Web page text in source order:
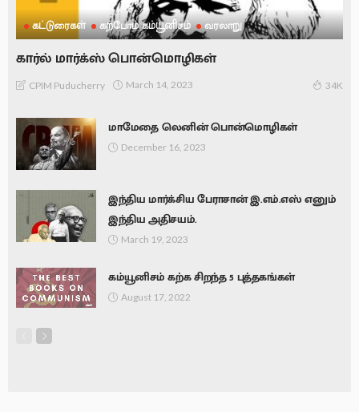
கட்டுரைகள் கற்போம் கம்யூனிசம் வரலாறு
கார்ல் மார்க்ஸ் பொன்மொழிகள்
CPIM Puducherry March 14, 2023 34K
மாமேதை லெனின் பொன்மொழிகள்
December 16, 2023
இந்திய மார்க்சிய பேராசான் இ.எம்.எஸ் எனும்
இந்திய அதிசயம்.
March 19, 2023
கம்யூனிசம் கற்க சிறந்த 5 புத்தகங்கள்
August 17, 2022